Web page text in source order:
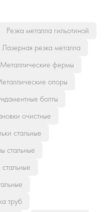
Резка металла гильотиной
Лазерная резка металла
Металлические фермы
опоры
болты
очистные
стальные
стальные
труб